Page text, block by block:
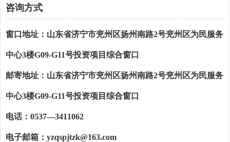
咨询方式
窗口地址：山东省济宁市兖州区扬州南路2号兖州区为民服务
中心3楼G09-G11号投资项目综合窗口
邮寄地址：山东省济宁市兖州区扬州南路2号兖州区为民服务
中心3楼G09-G11号投资项目综合窗口
电话：0537—3411062
电子邮箱：yzqspjtzk@163.com